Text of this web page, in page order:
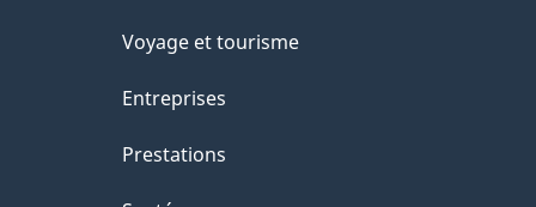
Voyage et tourisme
Entreprises
Prestations